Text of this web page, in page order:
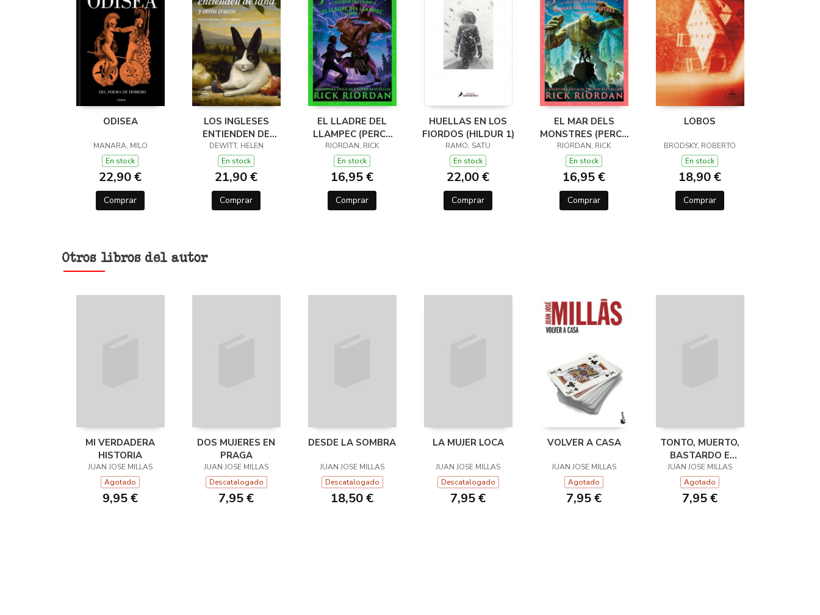
ODISEA
MANARA, MILO
En stock
22,90 €
Comprar
LOS INGLESES
ENTIENDEN DE
LANA (Y OTROS
TRUCOS)
DEWITT, HELEN
En stock
21,90 €
Comprar
EL LLADRE DEL
LLAMPEC (PERCY
JACKSON I ELS
DÉUS DE L'OLIMP 1)
RIORDAN, RICK
En stock
16,95 €
Comprar
HUELLAS EN LOS
FIORDOS (HILDUR 1)
RAMO, SATU
En stock
22,00 €
Comprar
EL MAR DELS
MONSTRES (PERCY
JACKSON I ELS
DÉUS DE L'OLIMP 2)
RIORDAN, RICK
En stock
16,95 €
Comprar
LOBOS
BRODSKY, ROBERTO
En stock
18,90 €
Comprar
Otros libros del autor
MI VERDADERA
HISTORIA
JUAN JOSE MILLAS
Agotado
9,95 €
DOS MUJERES EN
PRAGA
JUAN JOSE MILLAS
Descatalogado
7,95 €
DESDE LA SOMBRA
JUAN JOSE MILLAS
Descatalogado
18,50 €
LA MUJER LOCA
JUAN JOSE MILLAS
Descatalogado
7,95 €
VOLVER A CASA
JUAN JOSE MILLAS
Agotado
7,95 €
TONTO, MUERTO,
BASTARDO E
INVISIBLE
JUAN JOSE MILLAS
Agotado
7,95 €